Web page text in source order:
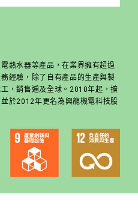
熱水器等產品，在業界擁有超過
經驗，除了自有產品的生產與製
，銷售遍及全球。2010年起，擴
於2012年更名為興龍機電科技股